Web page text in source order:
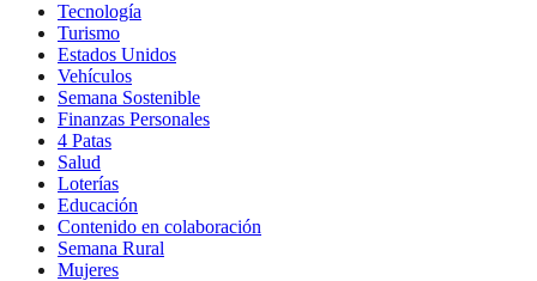
Tecnología
Turismo
Estados Unidos
Vehículos
Semana Sostenible
Finanzas Personales
4 Patas
Salud
Loterías
Educación
Contenido en colaboración
Semana Rural
Mujeres